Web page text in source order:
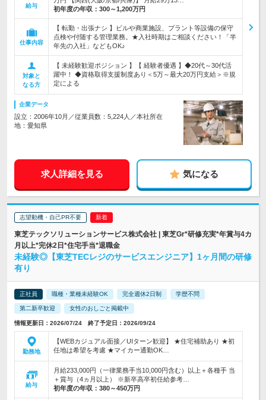
給与
初年度の年収： 300～1,200万円
仕事内容
【 転勤・出張ナシ 】ビルや商業施設、プラント等設備の保守
点検や付随する管理業務。★入社時期はご相談ください！「半
年先の入社」などもOK♪
対象と
なる方
【 未経験歓迎ポジション 】【 経験者優遇 】◆20代～30代活
躍中！ ◆資格取得支援制度あり＜5万～最大20万円支給＞※規
定による
企業データ
設立：2006年10月／従業員数：5,224人／本社所在
地：愛知県
求人詳細を見る 気になる
志望動機・自己PR不要
東芝テックソリューションサービス株式会社 | 東芝Gr*研修充実*年賞与4カ
月以上*完休2日*住宅手当*退職金
未経験◎【東芝TECレジのサービスエンジニア】1ヶ月間の研修
有り
正社員 職種・業種未経験OK 完全週休2日制 学歴不問
第二新卒歓迎 女性のおしごと掲載中
情報更新日：2026/07/24 終了予定日：2026/09/24
勤務地
【WEBカジュアル面接／UIターン歓迎】 ★住宅補助あり ★初
任地は希望を考慮 ★マイカー通勤OK…
給与
月給233,000円（一律業務手当10,000円含む）以上＋各種手 当
＋賞与（4ヵ月以上） ※新卒高卒初任給参考…
初年度の年収： 380～450万円